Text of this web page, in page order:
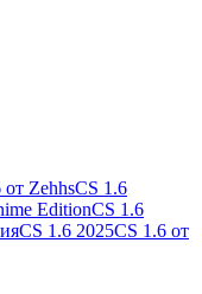
от ZehhsCS 1.6
EditionCS 1.6
CS 1.6 2025CS 1.6 от